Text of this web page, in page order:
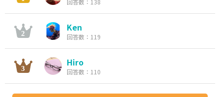
回答数：138
Ken
回答数：119
Hiro
回答数：110